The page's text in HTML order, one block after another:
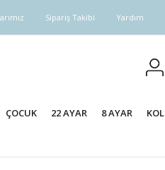
Sipariş Takibi Yardım
ÇOCUK 22 AYAR 8 AYAR